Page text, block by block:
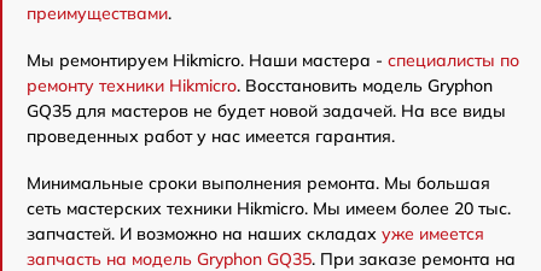
преимуществами.
Мы ремонтируем Hikmicro. Наши мастера - специалисты по
ремонту техники Hikmicro. Восстановить модель Gryphon
GQ35 для мастеров не будет новой задачей. На все виды
проведенных работ у нас имеется гарантия.
Минимальные сроки выполнения ремонта. Мы большая
сеть мастерских техники Hikmicro. Мы имеем более 20 тыс.
запчастей. И возможно на наших складах уже имеется
запчасть на модель Gryphon GQ35. При заказе ремонта на